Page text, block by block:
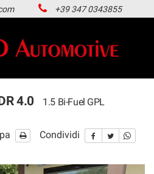
+39 347 0343855
4.0 1.5 Bi-Fuel GPL
Condividi